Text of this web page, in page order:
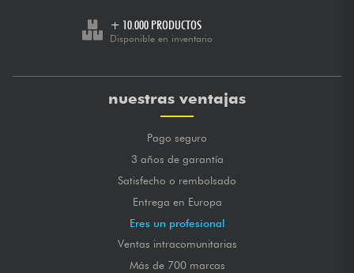
+ 10.000 PRODUCTOS
Disponible en inventario
nuestras ventajas
Pago seguro
3 años de garantía
Satisfecho o rembolsado
Entrega en Europa
Eres un profesional
Ventas intracomunitarias
Más de 700 marcas